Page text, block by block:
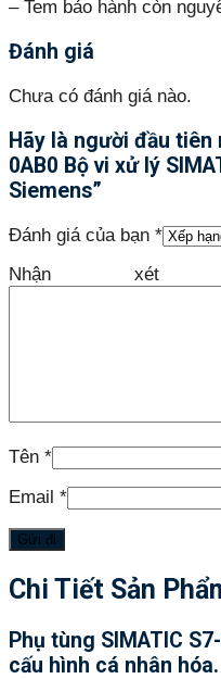
– Tem bảo hành còn
Đánh giá
Chưa có đánh giá nào.
Hãy là người đầu tiên
0AB0 Bộ vi xử lý
Siemens”
Đánh giá của bạn *
Nhận
Tên *
Email *
Chi Tiết Sản
Phụ tùng SIMATIC
cấu hình cá nhân hóa.